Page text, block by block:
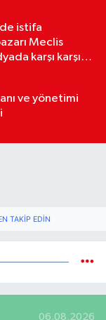
istifa
Meclis
karşı karşıya
ve yönetimi
TAKIP EDIN
06.08.2026